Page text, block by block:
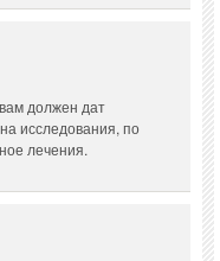
должен дат
исследования, по
лечения.